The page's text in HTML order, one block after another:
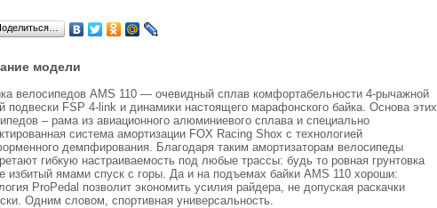
модели
велосипедов AMS 110 — очевидный сплав комфортабельности 4-рычажной
подвески FSP 4-link и динамики настоящего марафонского байка. Основа этих
– рама из авиационного алюминиевого сплава и специально
система амортизации FOX Racing Shox с технологией
демпфирования. Благодаря таким амортизаторам велосипеды
гибкую настраиваемость под любые трассы: будь то ровная грунтовка
избитый ямами спуск с горы. Да и на подъемах байки AMS 110 хороши:
ProPedal позволит экономить усилия райдера, не допуская раскачки
Одним словом, спортивная универсальность.